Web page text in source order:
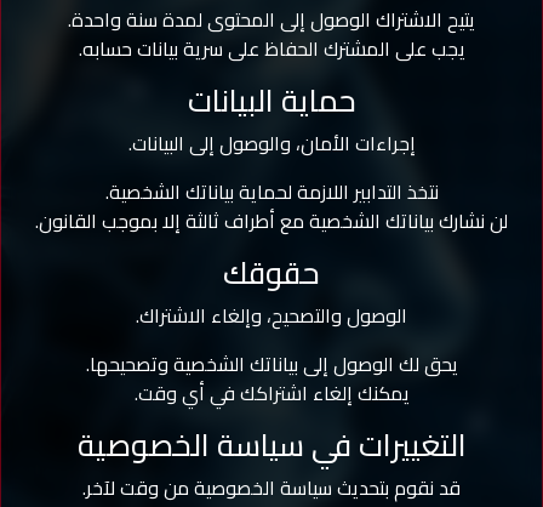
يتيح الاشتراك الوصول إلى المحتوى لمدة سنة واحدة.
يجب على المشترك الحفاظ على سرية بيانات حسابه.
حماية البيانات
إجراءات الأمان، والوصول إلى البيانات.
نتخذ التدابير اللازمة لحماية بياناتك الشخصية.
لن نشارك بياناتك الشخصية مع أطراف ثالثة إلا بموجب القانون.
حقوقك
الوصول والتصحيح، وإلغاء الاشتراك.
يحق لك الوصول إلى بياناتك الشخصية وتصحيحها.
يمكنك إلغاء اشتراكك في أي وقت.
التغييرات في سياسة الخصوصية
قد نقوم بتحديث سياسة الخصوصية من وقت لآخر.